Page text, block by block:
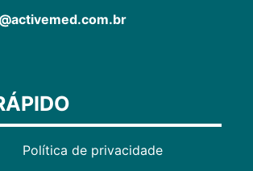
Política de privacidade